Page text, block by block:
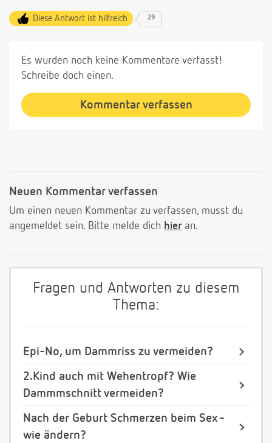
Diese Antwort ist hilfreich 29
Es wurden noch keine Kommentare verfasst!
Schreibe doch einen.
Kommentar verfassen
Neuen Kommentar verfassen
Um einen neuen Kommentar zu verfassen, musst du
angemeldet sein. Bitte melde dich hier an.
Fragen und Antworten zu diesem
Thema:
Epi-No, um Dammriss zu vermeiden?
2.Kind auch mit Wehentropf? Wie
Dammmschnitt vermeiden?
Nach der Geburt Schmerzen beim Sex -
wie ändern?